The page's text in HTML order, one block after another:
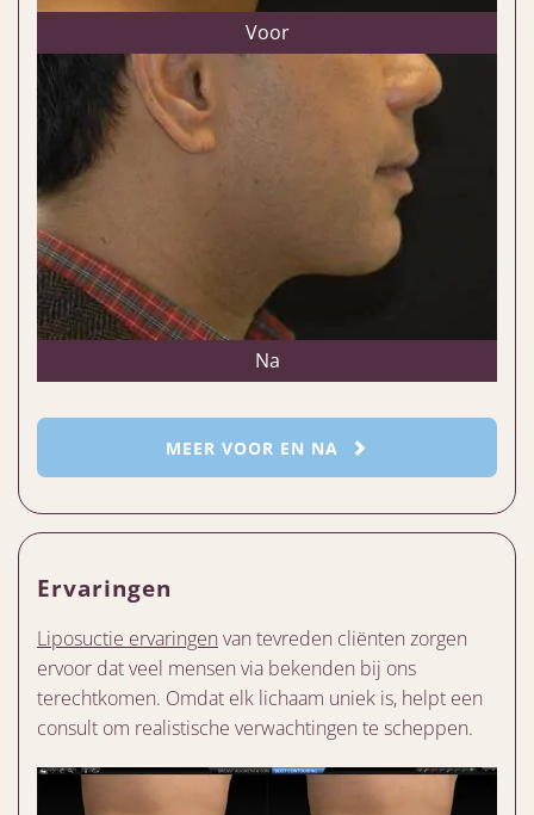
Voor
Na
MEER VOOR EN NA
Ervaringen
Liposuctie ervaringen van tevreden cliënten zorgen
ervoor dat veel mensen via bekenden bij ons
terechtkomen. Omdat elk lichaam uniek is, helpt een
consult om realistische verwachtingen te scheppen.